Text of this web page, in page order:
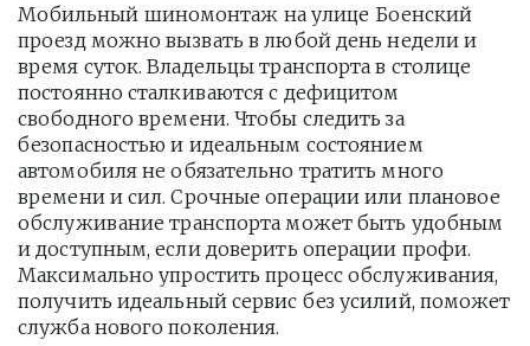
Мобильный шиномонтаж на улице Боенский
проезд можно вызвать в любой день недели и
время суток. Владельцы транспорта в столице
постоянно сталкиваются с дефицитом
свободного времени. Чтобы следить за
безопасностью и идеальным состоянием
автомобиля не обязательно тратить много
времени и сил. Срочные операции или плановое
обслуживание транспорта может быть удобным
и доступным, если доверить операции профи.
Максимально упростить процесс обслуживания,
получить идеальный сервис без усилий, поможет
служба нового поколения.